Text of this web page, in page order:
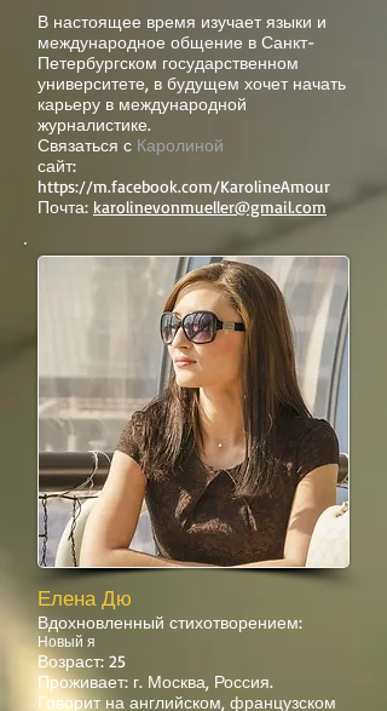
В настоящее время изучает языки и
международное общение в Санкт-
Петербургском государственном
университете, в будущем хочет начать
карьеру в международной
журналистике.
Связаться с Каролиной
сайт:
https://m.facebook.com/KarolineAmour
Почта: karolinevonmueller@gmail.com
Елена Дю
Вдохновленный стихотворением:
Новый я
Возраст: 25
Проживает: г. Москва, Россия.
Говорит на английском, французском